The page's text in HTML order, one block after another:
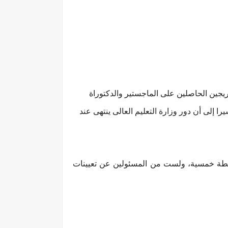
الحاصلين على الماجستير والدكتوراة
إلى أن دور وزارة التعليم العالى ينتهى عند
لخطة خمسية، ولست من المسئولين عن تعيينات